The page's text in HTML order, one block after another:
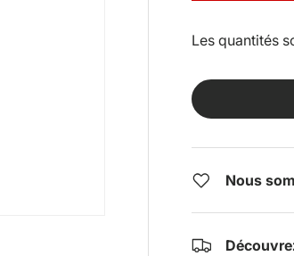
Les quantités
Nous